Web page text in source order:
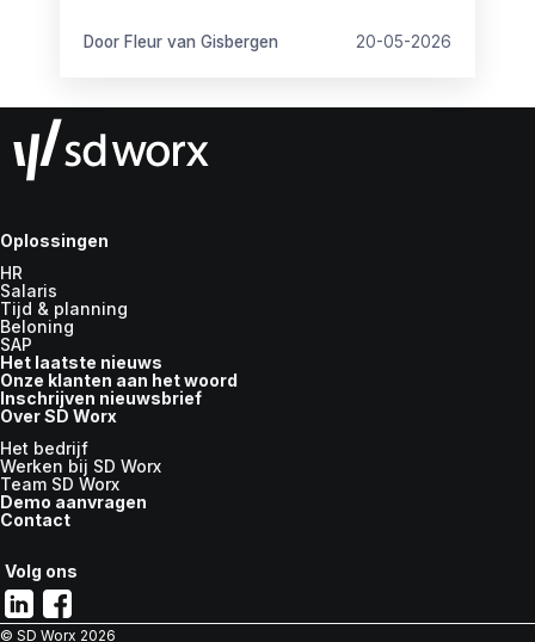
Door Fleur van Gisbergen 20-05-2026
Oplossingen
HR
Salaris
Tijd & planning
Beloning
SAP
Het laatste nieuws
Onze klanten aan het woord
Inschrijven nieuwsbrief
Over SD Worx
Het bedrijf
Werken bij SD Worx
Team SD Worx
Demo aanvragen
Contact
Volg ons
© SD Worx 2026